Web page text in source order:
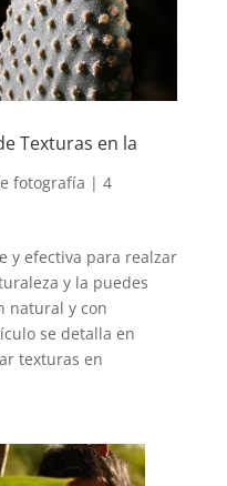
Texturas en la
fotografía | 4
y efectiva para realzar
y la puedes
natural y con
se detalla en
texturas en